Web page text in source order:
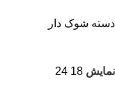
دسته شوک دار
نمایش 18
24